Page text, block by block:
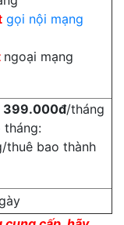
gọi nội mạng
ngoại mạng
399.000đ/tháng
tháng:
thuê bao thành